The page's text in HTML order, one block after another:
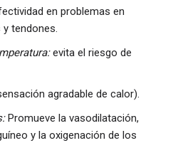
en problemas en
tendones.
evita el riesgo de
agradable de calor).
Promueve la vasodilatación,
y la oxigenación de los